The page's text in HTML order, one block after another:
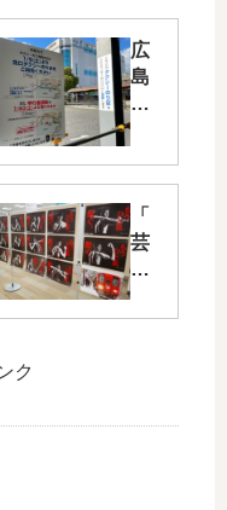
広
島
駅
の
ビ
ル
建
て
替
え
よ
「
芸
備
線
・
！
ク